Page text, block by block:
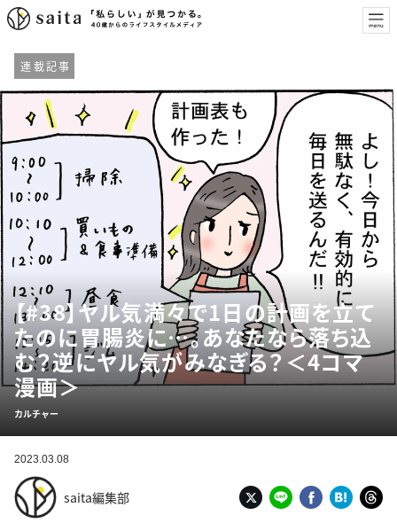
連載記事
【#38】ヤル気満々で1日の計画を立て
たのに胃腸炎に…。あなたなら落ち込
む？逆にヤル気がみなぎる？＜4コマ
漫画＞
カルチャー
2023.03.08
saita編集部